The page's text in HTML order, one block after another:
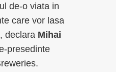
de-o viata in
care vor lasa
declara Mihai
presedinte